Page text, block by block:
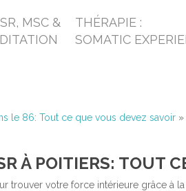
MSC &
THÉRAPIE :
SOMATIC
le 86: Tout ce que vous devez savoir »
À POITIERS: TOUT
trouver votre force intérieure grâce à